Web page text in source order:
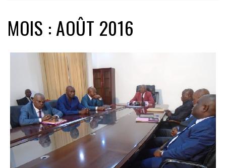
MOIS : AOÛT 2016